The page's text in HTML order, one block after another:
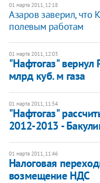
01 марта 2011, 12:18
Азаров заверил, что
полевым работам
01 марта 2011, 12:03
"Нафтогаз" вернул
млрд куб. м газа
01 марта 2011, 11:54
"Нафтогаз"
2012-2013 -
01 марта 2011, 11:46
Налоговая
возмещение НДС